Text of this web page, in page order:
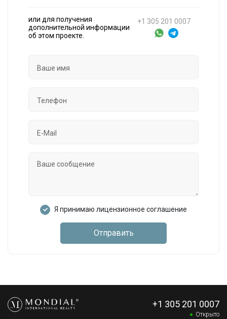
или для получения
дополнительной информации
об этом проекте.
+1 305 201 0007
Я принимаю лицензионное соглашение
Отправить
+1 305 201 0007
Открыто